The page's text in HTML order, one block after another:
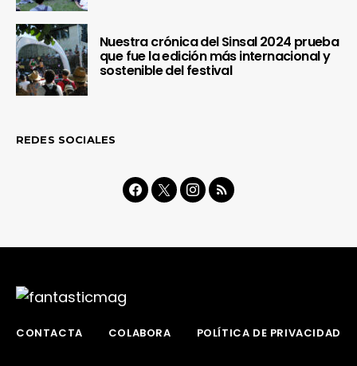
Nuestra crónica del Sinsal 2024 prueba
que fue la edición más internacional y
sostenible del festival
REDES SOCIALES
CONTACTA COLABORA POLÍTICA DE PRIVACIDAD